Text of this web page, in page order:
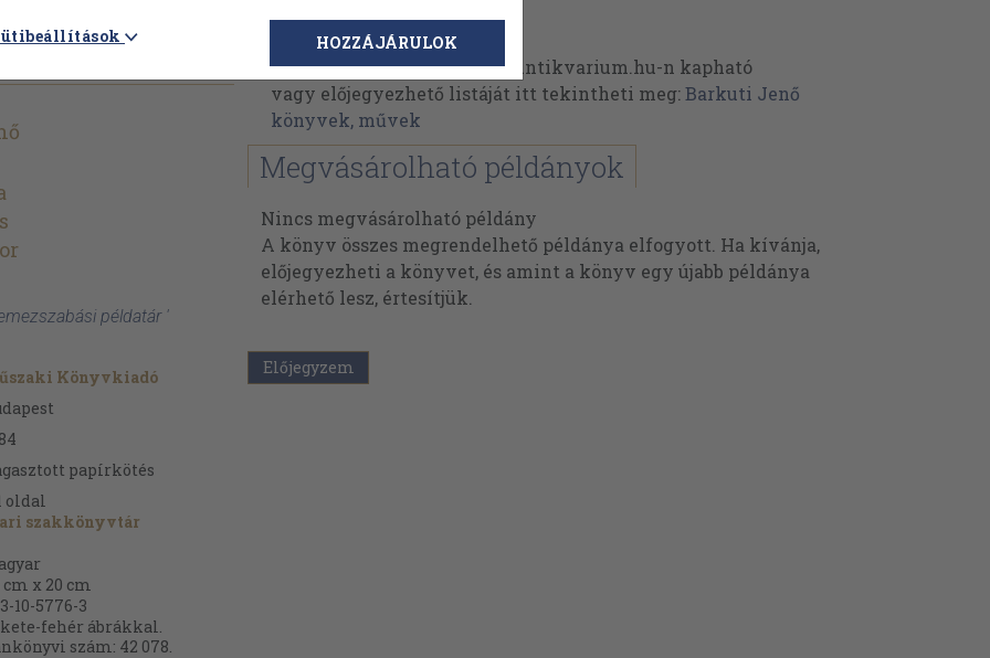
példatár '
Könyvkiadó
papírkötés
oldal
szakkönyvtár
cm x 20 cm
10-5776-3
fehér ábrákkal.
szám: 42 078.
Barkuti Jenő
Barkuti Jenő műveinek az Antikvarium.hu-n kapható
vagy előjegyezhető listáját itt tekintheti meg:Barkuti Jenő
könyvek, művek
Megvásárolható példányok
Nincs megvásárolható példány
A könyv összes megrendelhető példánya elfogyott. Ha kívánja,
előjegyezheti a könyvet, és amint a könyv egy újabb példánya
elérhető lesz, értesítjük.
Előjegyzem
HOZZÁJÁRULOK